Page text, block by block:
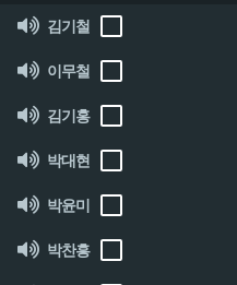
김기철
이무철
김기홍
박대현
박윤미
박찬흥